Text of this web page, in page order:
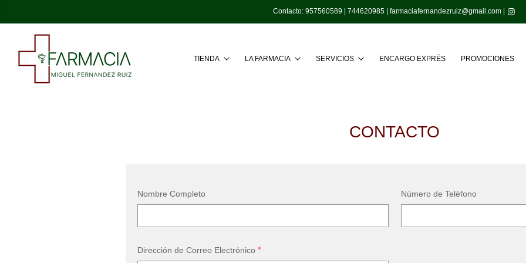
Contacto: 957560589 744620985 farmaciafernandezruiz@gmail.com
TIENDA LA FARMACIA SERVICIOS ENCARGO EXPRÉS PROMOCIONES
Buscar
CONTACTO
Nombre Completo Número de Teléfono
Dirección de Correo Electrónico *